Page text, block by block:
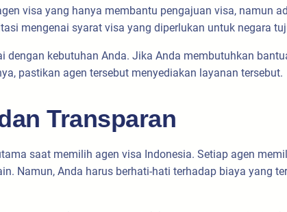
visa yang hanya membantu pengajuan visa, namun
mengenai syarat visa yang diperlukan untuk negara
kebutuhan Anda. Jika Anda membutuhkan
pastikan agen tersebut menyediakan layanan tersebut.
Transparan
saat memilih agen visa Indonesia. Setiap agen
Namun, Anda harus berhati-hati terhadap biaya yang